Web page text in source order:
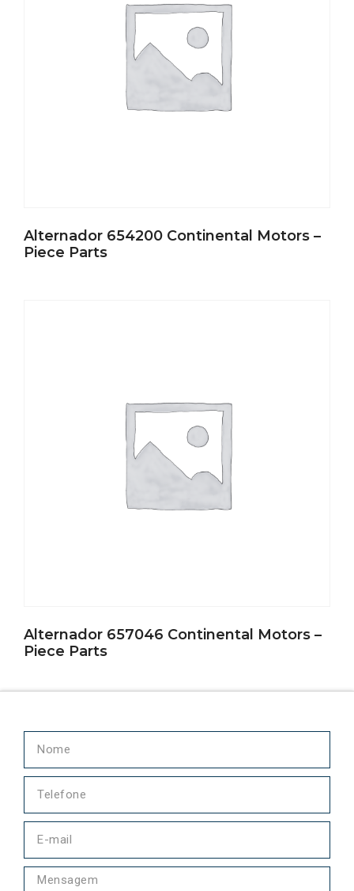
Alternador 654200 Continental Motors –
Piece Parts
Alternador 657046 Continental Motors –
Piece Parts